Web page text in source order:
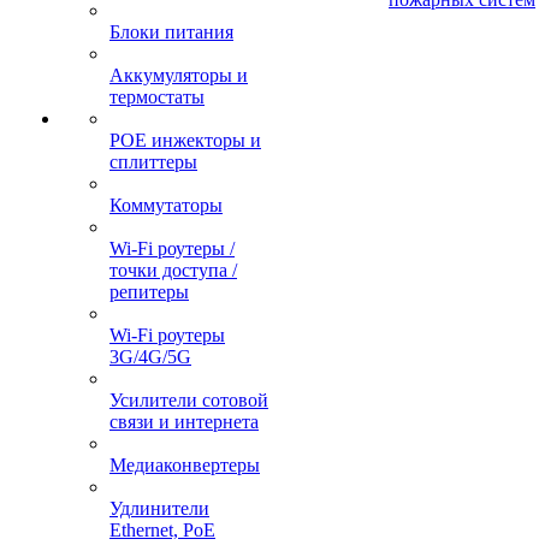
Блоки питания
Аккумуляторы и
термостаты
POE инжекторы и
сплиттеры
Коммутаторы
Wi-Fi роутеры /
точки доступа /
репитеры
Wi-Fi роутеры
3G/4G/5G
Усилители сотовой
связи и интернета
Медиаконвертеры
Удлинители
Ethernet, PoE